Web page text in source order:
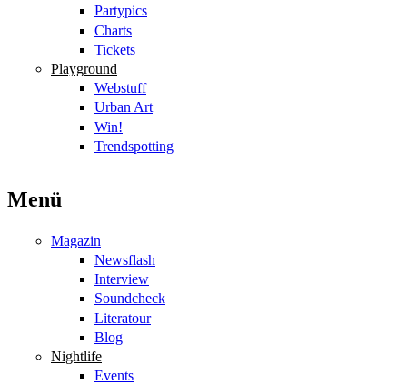
Partypics
Charts
Tickets
Playground
Webstuff
Urban Art
Win!
Trendspotting
Menü
Magazin
Newsflash
Interview
Soundcheck
Literatour
Blog
Nightlife
Events